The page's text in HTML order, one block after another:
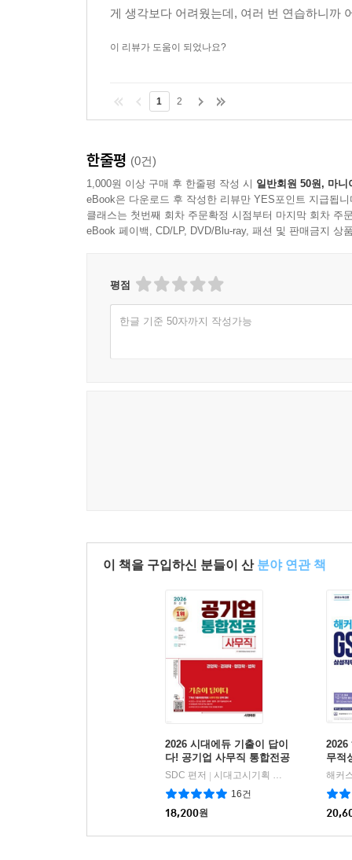
게 생각보다 어려웠는데, 여러 번 연습하니까
이 리뷰가 도움이 되었나요?
1 2
한줄평 (0건)
1,000원 이상 구매 후 한줄평 작성 시 일반회원 50원, 마니
eBook은 다운로드 후 작성한 리뷰만 YES포인트 지급됩니
클래스는 첫번째 회차 주문확정 시점부터 마지막 회차 주
eBook 페이백, CD/LP, DVD/Blu-ray, 패션 및 판매금지 상
평점
한글 기준 50자까지 작성가능
이 책을 구입하신 분들이 산 분야 연관 책
2026 시대에듀 기출이 답이
다! 공기업 사무직 통합전공
(경영학/경제학/행정학/법
SDC 편저 | 시대고시기획 시대교육
16건
18,200원
2026
무적
0회분